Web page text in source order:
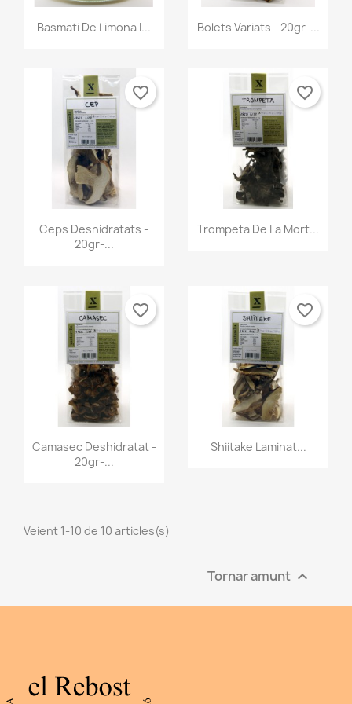
Vista ràpida
Basmati De Limona I... Vista ràpida
Bolets Variats - 20gr-...
Vista ràpida
Ceps Deshidratats -
20gr-...
favorite_border
Vista ràpida
Trompeta De La Mort...
favorite_border
Vista ràpida
Camasec Deshidratat -
20gr-...
favorite_border
Vista ràpida
Shiitake Laminat...
favorite_border
Veient 1-10 de 10 articles(s)
Tornar amunt 